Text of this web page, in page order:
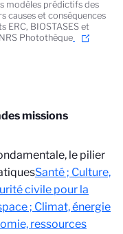
modèles prédictifs des
causes et conséquences
ERC, BIOSTASES et
Photothèque
missions
le pilier
Santé ; Culture,
civile pour la
; Climat, énergie
ressources